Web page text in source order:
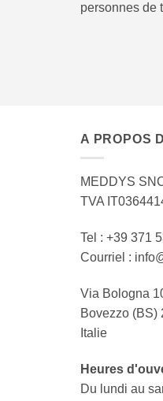
personnes de
A PROPOS
MEDDYS
TVA
Tel : +39 371
Courriel :
Via Bologna
Bovezzo (BS)
Italie
Heures
Du lundi au